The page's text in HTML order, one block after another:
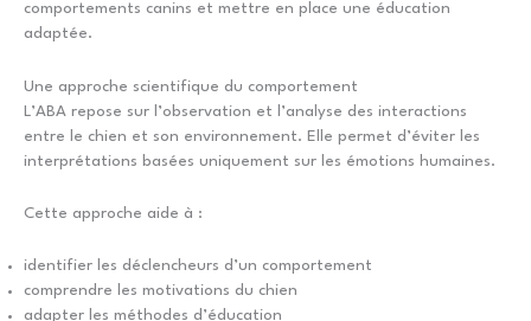
comportements canins et mettre en place une éducation
adaptée.
Une approche scientifique du comportement
L’ABA repose sur l’observation et l’analyse des interactions
entre le chien et son environnement. Elle permet d’éviter les
interprétations basées uniquement sur les émotions humaines.
Cette approche aide à :
identifier les déclencheurs d’un comportement
comprendre les motivations du chien
adapter les méthodes d’éducation